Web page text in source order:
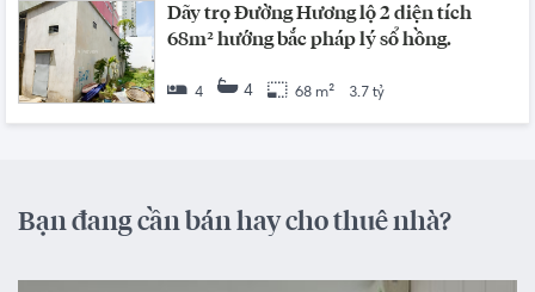
Dãy trọ Đường Hương lộ 2 diện tích
68m² hướng bắc pháp lý sổ hồng.
4 4 68 m² 3.7 tỷ
Bạn đang cần bán hay cho thuê nhà?